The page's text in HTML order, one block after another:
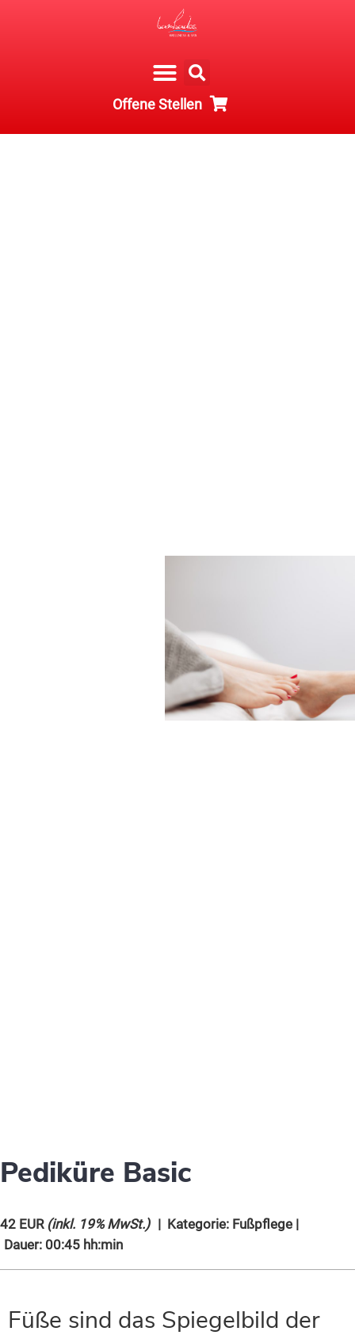
Offene Stellen
Pediküre Basic
42 EUR (inkl. 19% MwSt.) | Kategorie: Fußpflege |
Dauer: 00:45 hh:min
Füße sind das Spiegelbild der